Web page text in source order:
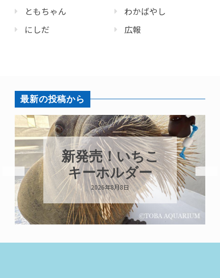
ともちゃん
にしだ
わかばやし
広報
最新の投稿から
新発売！いちこ
キーホルダー
2026年8月8日
ガ